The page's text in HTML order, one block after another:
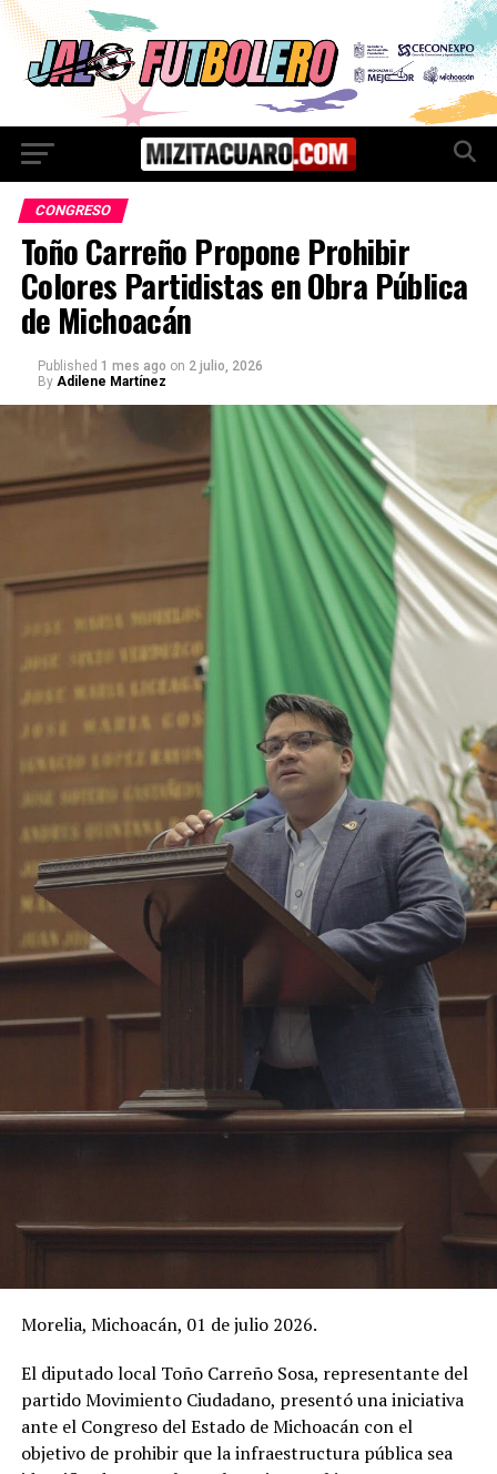
CONGRESO
Toño Carreño Propone Prohibir
Colores Partidistas en Obra Pública
de Michoacán
Published 1 mes ago on 2 julio, 2026
By Adilene Martínez
Morelia, Michoacán, 01 de julio 2026.
El diputado local Toño Carreño Sosa, representante del
partido Movimiento Ciudadano, presentó una iniciativa
ante el Congreso del Estado de Michoacán con el
objetivo de prohibir que la infraestructura pública sea